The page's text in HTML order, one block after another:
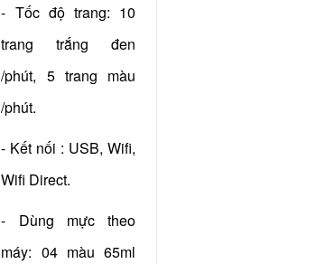
- Tốc độ trang: 10
trang trắng đen
/phút, 5 trang màu
/phút.
- Kết nối : USB, Wifi,
Wifi Direct.
- Dùng mực theo
máy: 04 màu 65ml